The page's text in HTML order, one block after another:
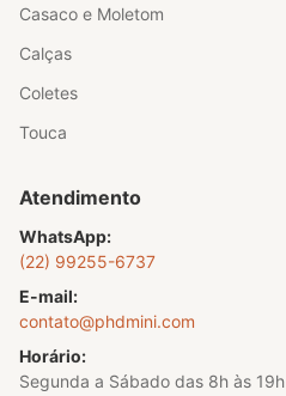
Casaco e Moletom
Calças
Coletes
Touca
Atendimento
WhatsApp:
(22) 99255-6737
E-mail:
contato@phdmini.com
Horário:
Segunda a Sábado das 8h às 19h